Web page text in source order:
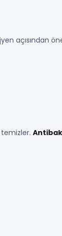
açısından